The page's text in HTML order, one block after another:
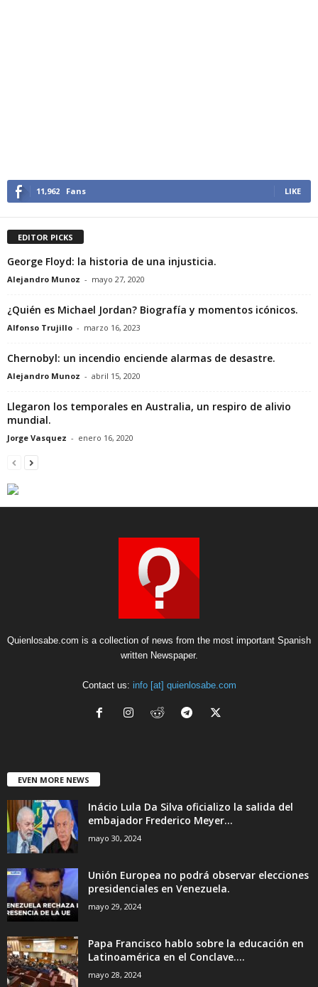
11,962 Fans LIKE
EDITOR PICKS
George Floyd: la historia de una injusticia.
Alejandro Munoz - mayo 27, 2020
¿Quién es Michael Jordan? Biografía y momentos icónicos.
Alfonso Trujillo - marzo 16, 2023
Chernobyl: un incendio enciende alarmas de desastre.
Alejandro Munoz - abril 15, 2020
Llegaron los temporales en Australia, un respiro de alivio
mundial.
Jorge Vasquez - enero 16, 2020
Quienlosabe.com is a collection of news from the most important Spanish
written Newspaper.
Contact us: info [at] quienlosabe.com
EVEN MORE NEWS
Inácio Lula Da Silva oficializo la salida del
embajador Frederico Meyer...
mayo 30, 2024
Unión Europea no podrá observar elecciones
presidenciales en Venezuela.
mayo 29, 2024
Papa Francisco hablo sobre la educación en
Latinoamérica en el Conclave....
mayo 28, 2024